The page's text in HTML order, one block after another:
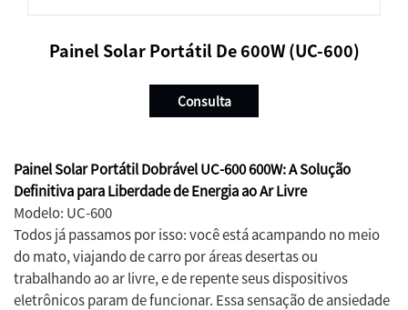
Painel Solar Portátil De 600W (UC-600)
Consulta
Painel Solar Portátil Dobrável UC-600 600W: A Solução
Definitiva para Liberdade de Energia ao Ar Livre
Modelo: UC-600
Todos já passamos por isso: você está acampando no meio
do mato, viajando de carro por áreas desertas ou
trabalhando ao ar livre, e de repente seus dispositivos
eletrônicos param de funcionar. Essa sensação de ansiedade